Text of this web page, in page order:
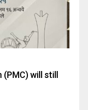
will still